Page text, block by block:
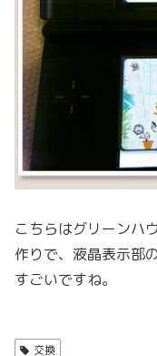
こちらはグリーンハ
作りで、液晶表示部
すごいですね。
交換